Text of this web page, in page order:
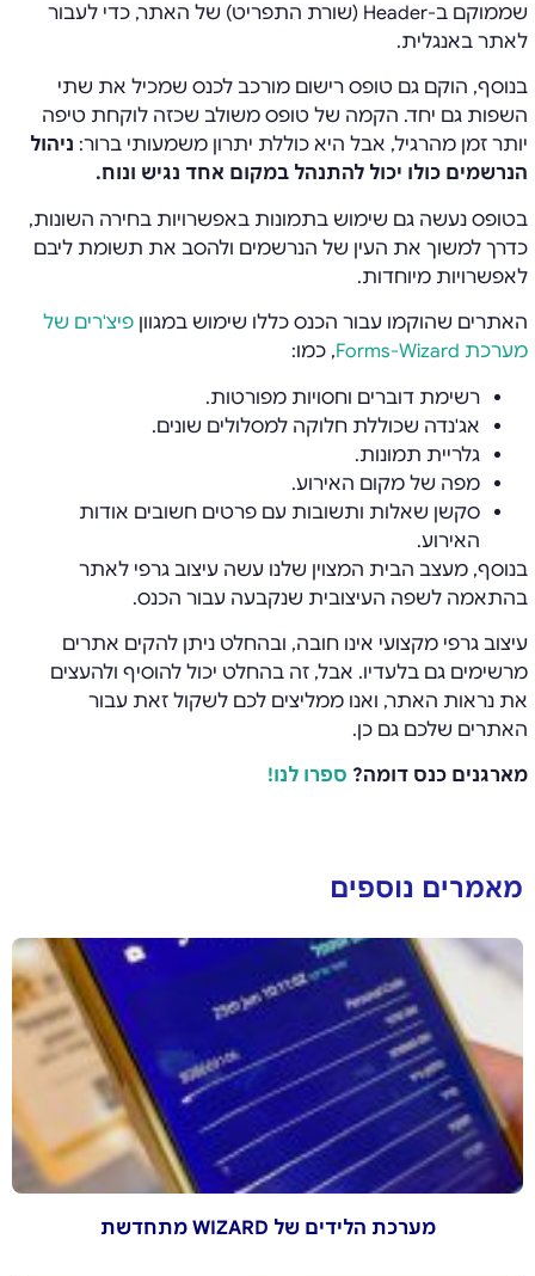
שממוקם ב-Header (שורת התפריט) של האתר, כדי לעבור
לאתר באנגלית.
בנוסף, הוקם גם טופס רישום מורכב לכנס שמכיל את שתי
השפות גם יחד. הקמה של טופס משולב שכזה לוקחת טיפה
יותר זמן מהרגיל, אבל היא כוללת יתרון משמעותי ברור: ניהול
הנרשמים כולו יכול להתנהל במקום אחד נגיש ונוח.
בטופס נעשה גם שימוש בתמונות באפשרויות בחירה השונות,
כדרך למשוך את העין של הנרשמים ולהסב את תשומת ליבם
לאפשרויות מיוחדות.
האתרים שהוקמו עבור הכנס כללו שימוש במגוון פיצ'רים של
מערכת Forms-Wizard
, כמו:
רשימת דוברים וחסויות מפורטות.
אג'נדה שכוללת חלוקה למסלולים שונים.
גלריית תמונות.
מפה של מקום האירוע.
סקשן שאלות ותשובות עם פרטים חשובים אודות
האירוע.
בנוסף, מעצב הבית המצוין שלנו עשה עיצוב גרפי לאתר
בהתאמה לשפה העיצובית שנקבעה עבור הכנס.
עיצוב גרפי מקצועי אינו חובה, ובהחלט ניתן להקים אתרים
מרשימים גם בלעדיו. אבל, זה בהחלט יכול להוסיף ולהעצים
את נראות האתר, ואנו ממליצים לכם לשקול זאת עבור
האתרים שלכם גם כן.
מארגנים כנס דומה? ספרו לנו!
מאמרים נוספים
מערכת הלידים של WIZARD מתחדשת